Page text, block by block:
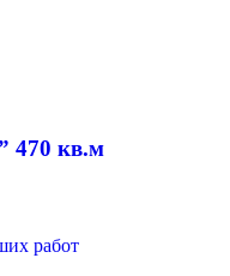
470 кв.м
работ